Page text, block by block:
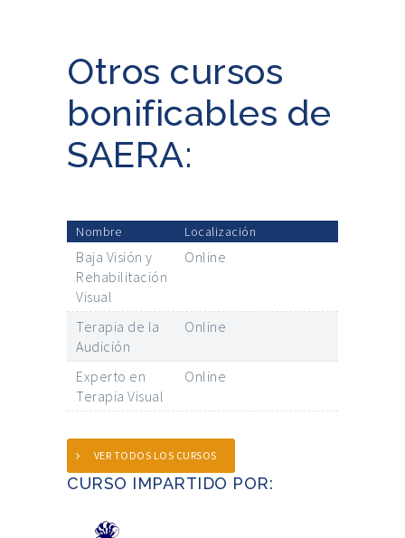
Otros cursos
bonificables de
SAERA:
Nombre Localización
Baja Visión y
Rehabilitación
Visual
Online
Terapia de la
Audición
Online
Experto en
Terapia Visual
Online
VER TODOS LOS CURSOS
CURSO IMPARTIDO POR: